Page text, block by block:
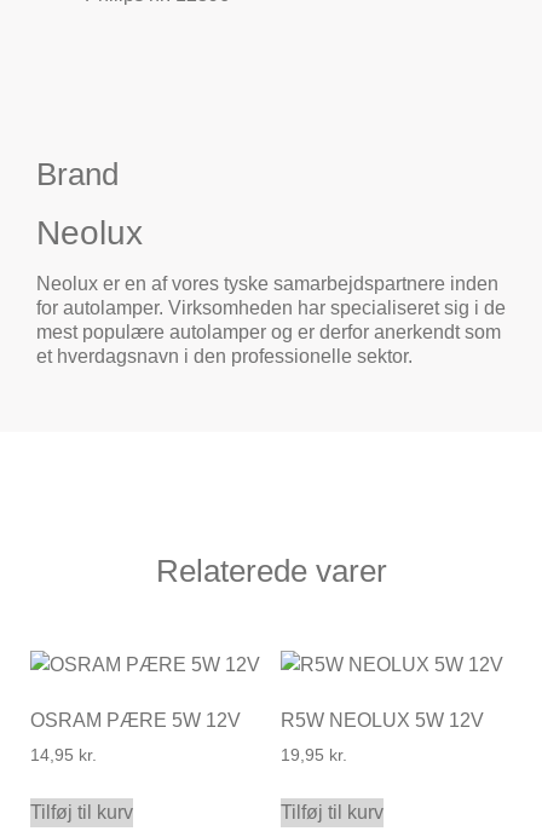
Brand
Neolux
Neolux er en af vores tyske samarbejdspartnere inden
for autolamper. Virksomheden har specialiseret sig i de
mest populære autolamper og er derfor anerkendt som
et hverdagsnavn i den professionelle sektor.
Relaterede varer
OSRAM PÆRE 5W 12V
14,95 kr.
Tilføj til kurv
R5W NEOLUX 5W 12V
19,95 kr.
Tilføj til kurv